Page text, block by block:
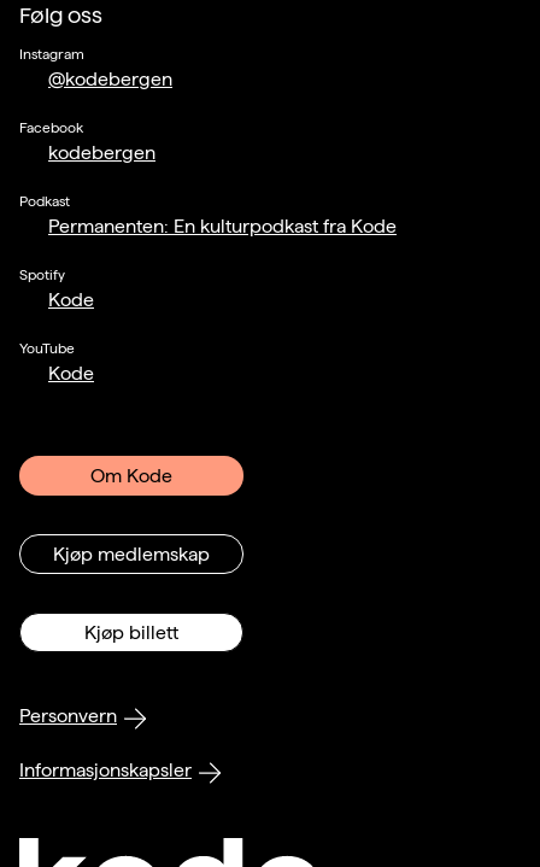
Følg oss
Instagram
@kodebergen
Facebook
kodebergen
Podkast
Permanenten: En kulturpodkast fra Kode
Spotify
Kode
YouTube
Kode
Om Kode
Kjøp medlemskap
Kjøp billett
Personvern
Informasjonskapsler